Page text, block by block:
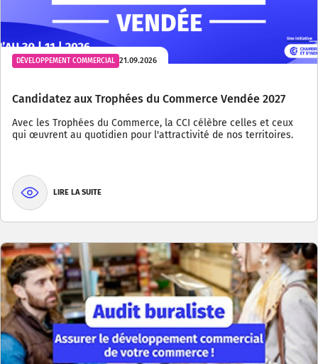
DÉVELOPPEMENT COMMERCIAL 21.09.2026
Candidatez aux Trophées du Commerce Vendée 2027
Avec les Trophées du Commerce, la CCI célèbre celles et ceux
qui œuvrent au quotidien pour l'attractivité de nos territoires.
LIRE LA SUITE